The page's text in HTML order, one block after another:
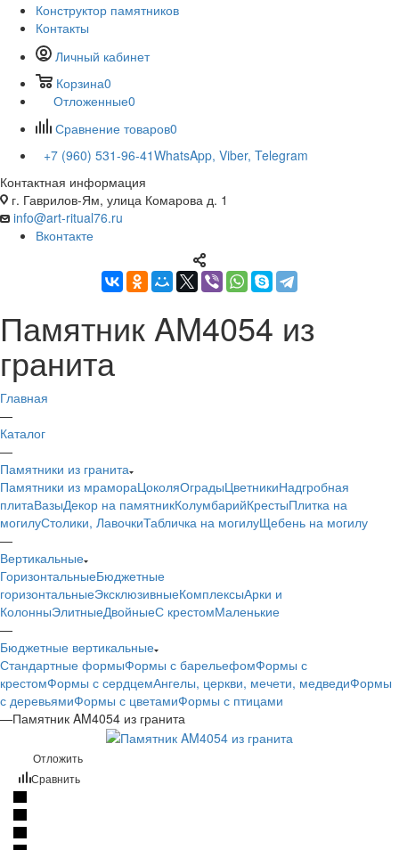
Конструктор памятников
Контакты
Личный кабинет
Корзина0
Отложенные0
Сравнение товаров0
+7 (960) 531-96-41WhatsApp, Viber, Telegram
Контактная информация
г. Гаврилов-Ям, улица Комарова д. 1
info@art-ritual76.ru
Вконтакте
Памятник AM4054 из
гранита
Главная
—
Каталог
—
Памятники из гранита
Памятники из мрамораЦоколяОградыЦветникиНадгробная
плитаВазыДекор на памятникКолумбарийКрестыПлитка на
могилуСтолики, ЛавочкиТабличка на могилуЩебень на могилу
—
Вертикальные
ГоризонтальныеБюджетные
горизонтальныеЭксклюзивныеКомплексыАрки и
КолонныЭлитныеДвойныеС крестомМаленькие
—
Бюджетные вертикальные
Стандартные формыФормы с барельефомФормы с
крестомФормы с сердцемАнгелы, церкви, мечети, медведиФормы
с деревьямиФормы с цветамиФормы с птицами
—Памятник AM4054 из гранита
Отложить
Сравнить